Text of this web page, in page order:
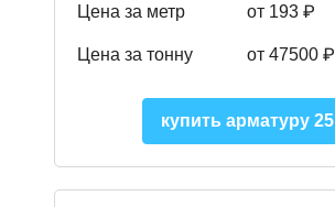
Цена за метр от 193 ₽
Цена за тонну от 47500 ₽
купить арматуру 25